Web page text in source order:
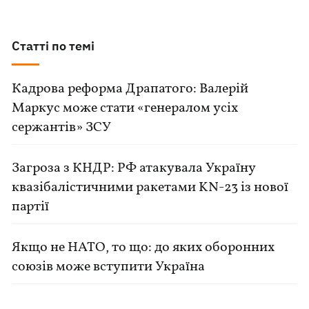
Статті по темі
Кадрова реформа Драпатого: Валерій
Маркус може стати «генералом усіх
сержантів» ЗСУ
Загроза з КНДР: РФ атакувала Україну
квазібалістичними ракетами KN-23 із нової
партії
Якщо не НАТО, то що: до яких оборонних
союзів може вступити Україна